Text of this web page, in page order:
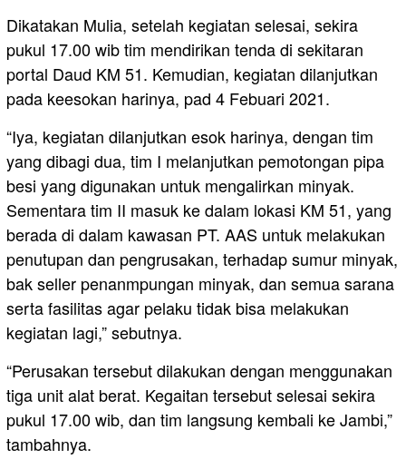
Dikatakan Mulia, setelah kegiatan selesai, sekira
pukul 17.00 wib tim mendirikan tenda di sekitaran
portal Daud KM 51. Kemudian, kegiatan dilanjutkan
pada keesokan harinya, pad 4 Febuari 2021.
“Iya, kegiatan dilanjutkan esok harinya, dengan tim
yang dibagi dua, tim I melanjutkan pemotongan pipa
besi yang digunakan untuk mengalirkan minyak.
Sementara tim II masuk ke dalam lokasi KM 51, yang
berada di dalam kawasan PT. AAS untuk melakukan
penutupan dan pengrusakan, terhadap sumur minyak,
bak seller penanmpungan minyak, dan semua sarana
serta fasilitas agar pelaku tidak bisa melakukan
kegiatan lagi,” sebutnya.
“Perusakan tersebut dilakukan dengan menggunakan
tiga unit alat berat. Kegaitan tersebut selesai sekira
pukul 17.00 wib, dan tim langsung kembali ke Jambi,”
tambahnya.